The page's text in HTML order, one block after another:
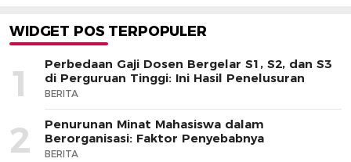
WIDGET POS TERPOPULER
1
Perbedaan Gaji Dosen Bergelar S1, S2, dan S3
di Perguruan Tinggi: Ini Hasil Penelusuran
BERITA
2
Penurunan Minat Mahasiswa dalam
Berorganisasi: Faktor Penyebabnya
BERITA